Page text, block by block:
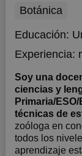
Botánica
Educación:
Experiencia:
Soy una docente
ciencias y
Primaria/
técnicas de
zoóloga en
todos los
aprendizaje